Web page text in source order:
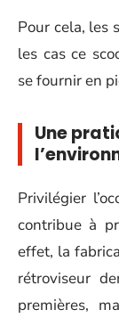
Pour cela, les
les cas ce
se fournir en
Une
Privilégier
contribue à
effet, la
rétroviseur
premières,